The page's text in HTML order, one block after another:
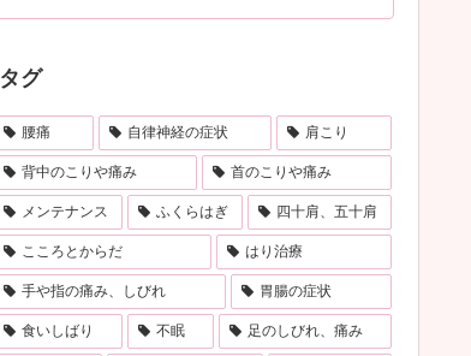
タグ
腰痛 自律神経の症状 肩こり
背中のこりや痛み 首のこりや痛み
メンテナンス ふくらはぎ 四十肩、五十肩
こころとからだ はり治療
手や指の痛み、しびれ 胃腸の症状
食いしばり 不眠 足のしびれ、痛み